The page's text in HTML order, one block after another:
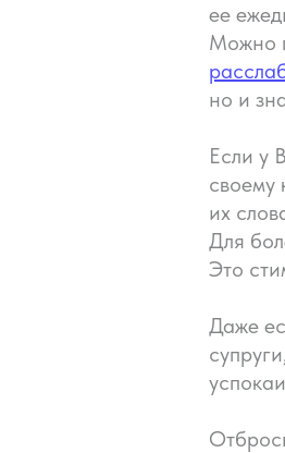
ее
Можно
но и
Если у
своему
их
Для
Это
Даже